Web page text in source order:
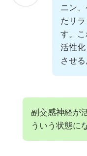
ニン
たリ
す。
活性
させる
副交感神経が
ういう状態に